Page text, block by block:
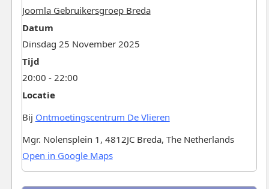
Joomla Gebruikersgroep Breda
Datum
Dinsdag 25 November 2025
Tijd
20:00 - 22:00
Locatie
Bij Ontmoetingscentrum De Vlieren
Mgr. Nolensplein 1, 4812JC Breda, The Netherlands
Open in Google Maps